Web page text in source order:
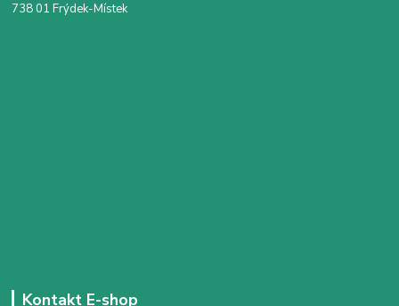
738 01 Frýdek-Místek
Kontakt E-shop